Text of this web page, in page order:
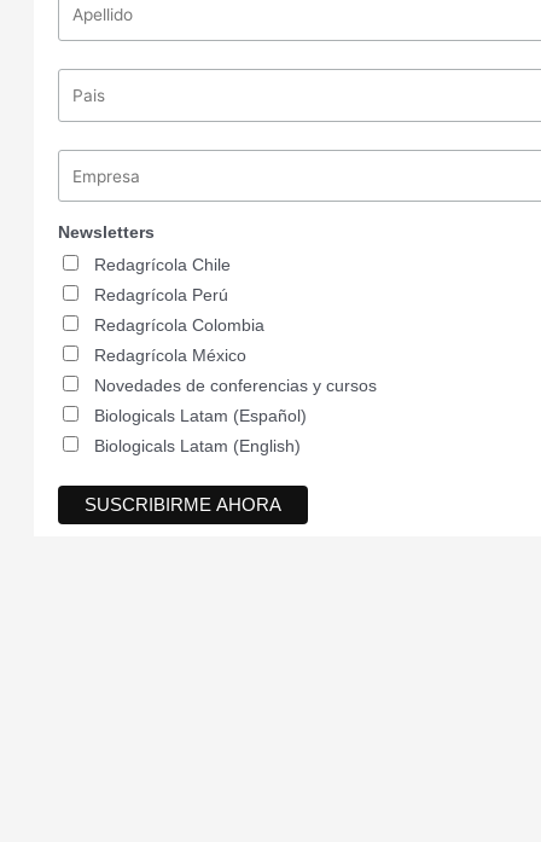
Newsletters
Redagrícola Chile
Redagrícola Perú
Redagrícola Colombia
Redagrícola México
Novedades de conferencias y cursos
Biologicals Latam (Español)
Biologicals Latam (English)